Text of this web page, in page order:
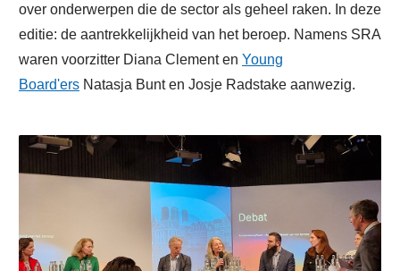
over onderwerpen die de sector als geheel raken. In deze
editie: de aantrekkelijkheid van het beroep. Namens SRA
waren voorzitter Diana Clement en Young
Board'ers Natasja Bunt en Josje Radstake aanwezig.